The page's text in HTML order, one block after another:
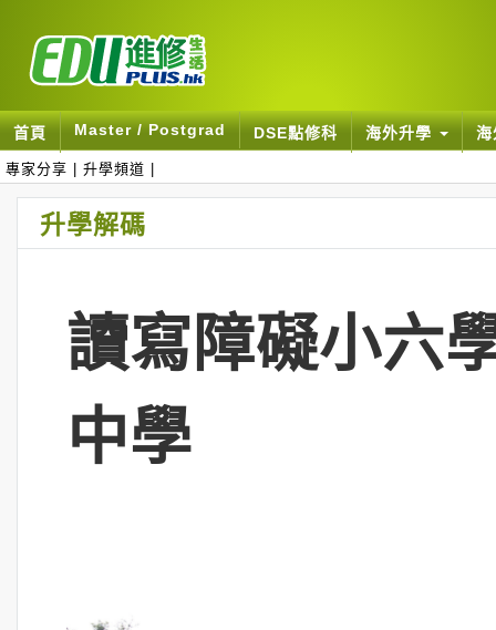
首頁 Master / Postgrad DSE點修科 海外升學
專家分享 升學頻道
升學解碼
讀寫障礙小六
中學